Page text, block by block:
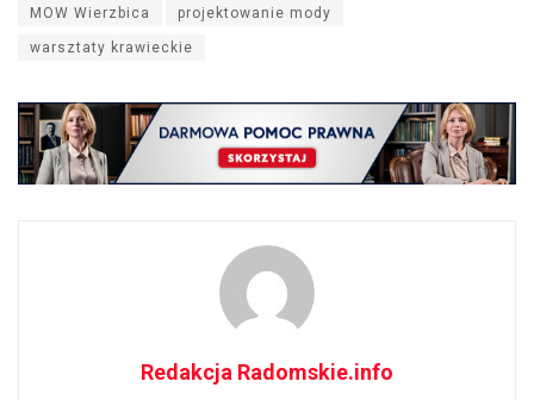
MOW Wierzbica projektowanie mody
warsztaty krawieckie
Redakcja Radomskie.info